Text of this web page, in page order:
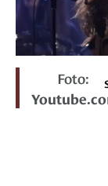
Foto: